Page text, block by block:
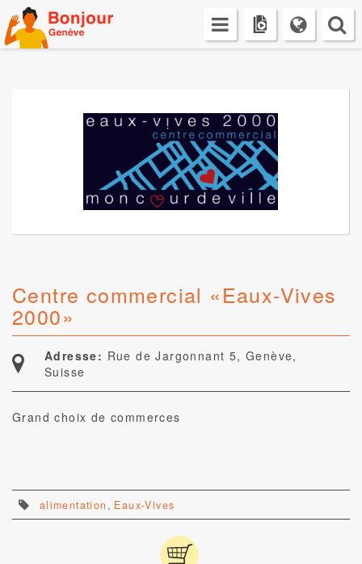
Skip
to
content
Centre commercial «Eaux-Vives
2000»
Adresse: Rue de Jargonnant 5, Genève,
Suisse
Grand choix de commerces
alimentation , Eaux-Vives